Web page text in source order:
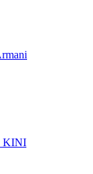
KINI